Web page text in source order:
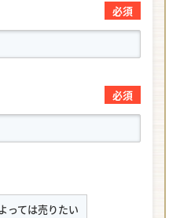
必須
必須
っては売りたい